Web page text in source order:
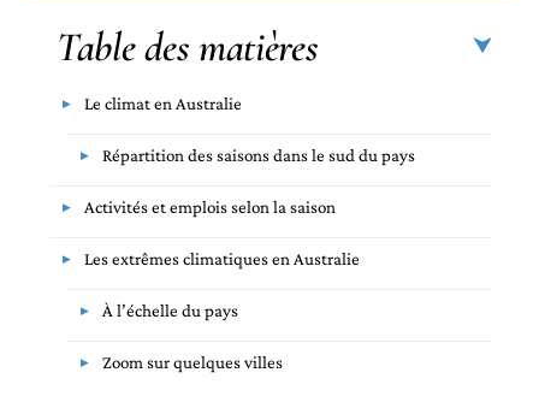
Table des matières
Le climat en Australie
Répartition des saisons dans le sud du pays
Activités et emplois selon la saison
Les extrêmes climatiques en Australie
À l’échelle du pays
Zoom sur quelques villes